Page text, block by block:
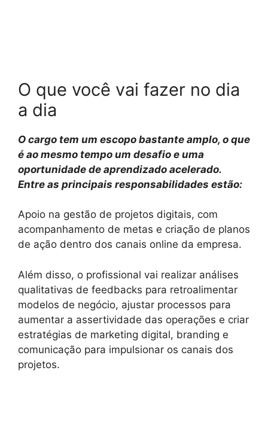
O que você vai fazer no dia
a dia
O cargo tem um escopo bastante amplo, o que
é ao mesmo tempo um desafio e uma
oportunidade de aprendizado acelerado.
Entre as principais responsabilidades estão:
Apoio na gestão de projetos digitais, com
acompanhamento de metas e criação de planos
de ação dentro dos canais online da empresa.
Além disso, o profissional vai realizar análises
qualitativas de feedbacks para retroalimentar
modelos de negócio, ajustar processos para
aumentar a assertividade das operações e criar
estratégias de marketing digital, branding e
comunicação para impulsionar os canais dos
projetos.